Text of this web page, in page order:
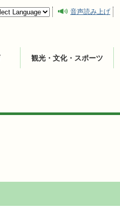
音声読み上げ
観光・文化・スポーツ